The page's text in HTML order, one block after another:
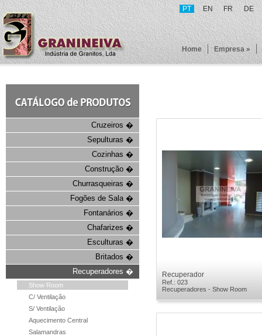
PT EN FR DE
Home Empresa »
Cruzeiros �
Sepulturas �
Cozinhas �
Construção �
Churrasqueiras �
Fogões de Sala �
Fontanários �
Chafarizes �
Esculturas �
Britados �
Recuperadores �
Show Room
C/ Ventilação
S/ Ventilação
Aquecimento Central
Salamandras
Recuperador
Ref.: 023
Recuperadores - Show Room